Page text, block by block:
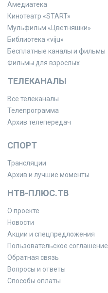
Амедиатека
Кинотеатр «START»
Мульфильм «Цветняшки»
Библиотека «viju»
Бесплатные каналы и фильмы
Фильмы для взрослых
ТЕЛЕКАНАЛЫ
Все телеканалы
Телепрограмма
Архив телепередач
СПОРТ
Трансляции
Архив и лучшие моменты
НТВ-ПЛЮС.ТВ
О проекте
Новости
Акции и спецпредложения
Пользовательское соглашение
Обратная связь
Вопросы и ответы
Способы оплаты